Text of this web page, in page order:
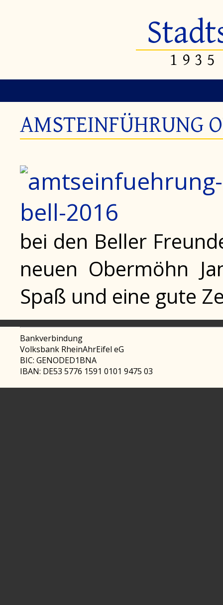
AMSTEINFÜHRUNG
bei den Beller
neuen Obermöhn
Spaß und eine gute
Bankverbindung
Volksbank RheinAhrEifel eG
BIC: GENODED1BNA
IBAN: DE53 5776 1591 0101 9475 03